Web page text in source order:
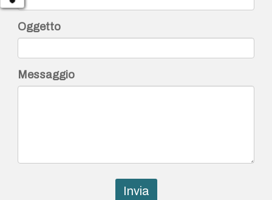
Oggetto
Messaggio
Invia